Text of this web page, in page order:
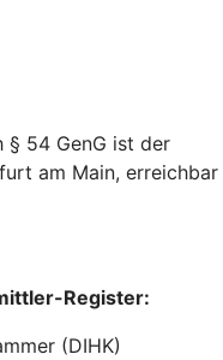
§ 54 GenG ist der
am Main, erreichbar
Register:
(DIHK)